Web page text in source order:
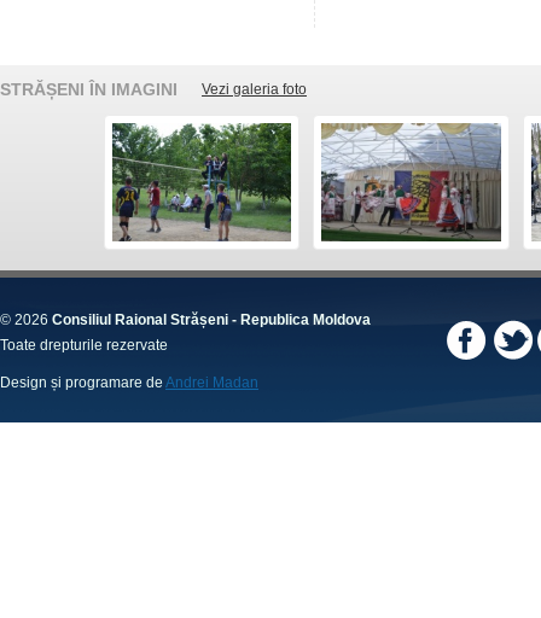
STRĂȘENI ÎN IMAGINI Vezi galeria foto
© 2026 Consiliul Raional Strășeni - Republica Moldova
Toate drepturile rezervate
Design și programare de Andrei Madan